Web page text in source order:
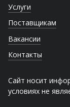
Услуги
Поставщикам
Вакансии
Контакты
Сайт носит
условиях не